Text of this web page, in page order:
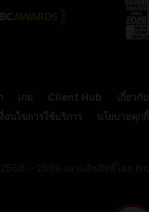
เกม Client Hub เกี่ยวกั
อนไขการใช้บริการ
นโยบายคุกกี้